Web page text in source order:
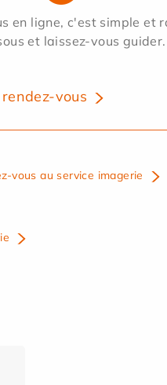
en ligne, c'est simple et
et laissez-vous guider.
vous
vous au service imagerie